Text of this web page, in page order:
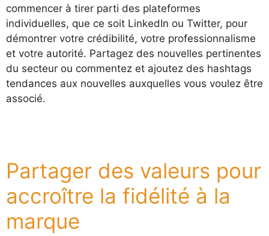
commencer à tirer parti des plateformes
individuelles, que ce soit LinkedIn ou Twitter, pour
démontrer votre crédibilité, votre professionnalisme
et votre autorité. Partagez des nouvelles pertinentes
du secteur ou commentez et ajoutez des hashtags
tendances aux nouvelles auxquelles vous voulez être
associé.
Partager des valeurs pour
accroître la fidélité à la
marque